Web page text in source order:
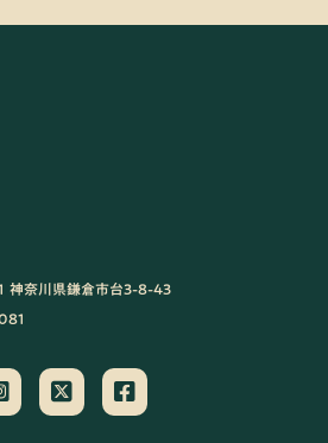
神奈川県鎌倉市台3-8-43